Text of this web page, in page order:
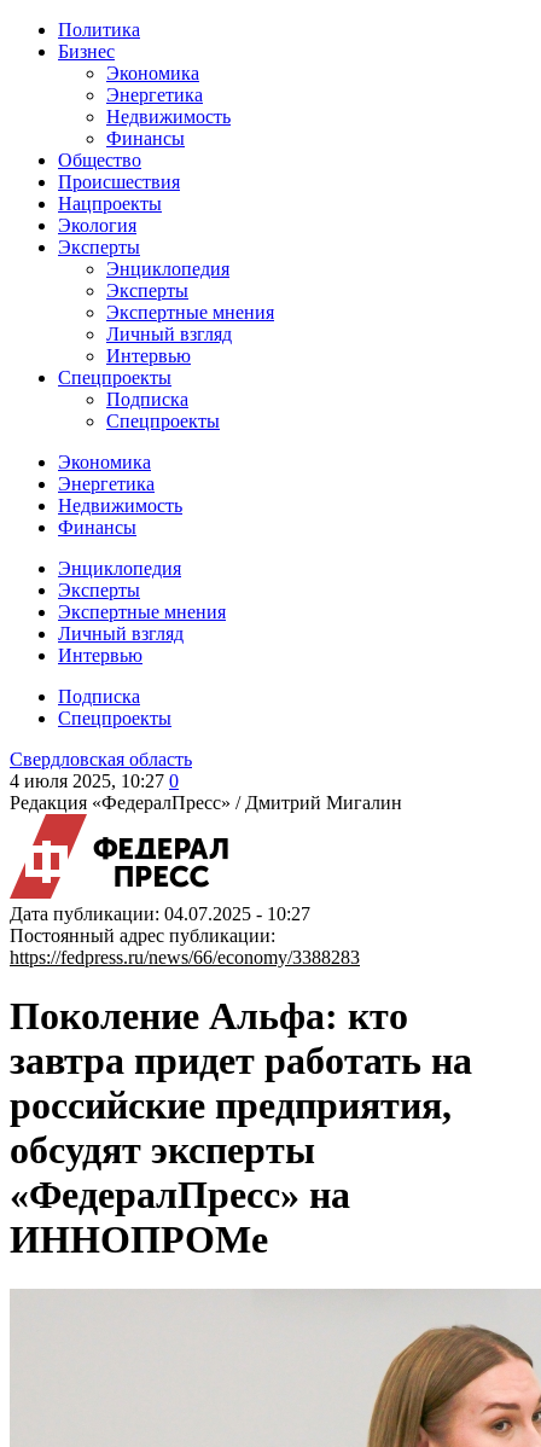
Политика
Бизнес
Экономика
Энергетика
Недвижимость
Финансы
Общество
Происшествия
Нацпроекты
Экология
Эксперты
Энциклопедия
Эксперты
Экспертные мнения
Личный взгляд
Интервью
Спецпроекты
Подписка
Спецпроекты
Экономика
Энергетика
Недвижимость
Финансы
Энциклопедия
Эксперты
Экспертные мнения
Личный взгляд
Интервью
Подписка
Спецпроекты
Свердловская область
4 июля 2025, 10:27 0
Редакция «ФедералПресс» / Дмитрий Мигалин
Дата публикации: 04.07.2025 - 10:27
Постоянный адрес публикации:
https://fedpress.ru/news/66/economy/3388283
Поколение Альфа: кто
завтра придет работать на
российские предприятия,
обсудят эксперты
«ФедералПресс» на
ИННОПРОМе